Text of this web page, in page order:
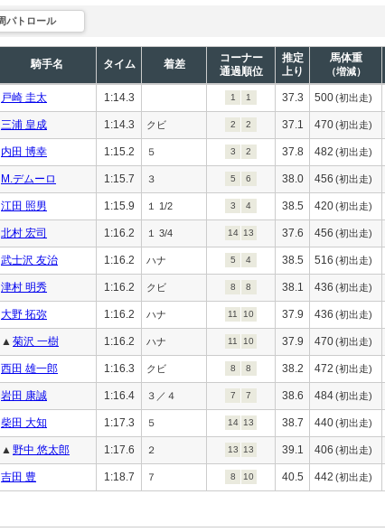
パトロール
騎手名 タイム 着差
コーナー
通過順位
推定
上り
馬体重
（増減）
戸崎 圭太 1:14.3 1 1 37.3 500(初出走)
三浦 皇成 1:14.3 クビ 2 2 37.1 470(初出走)
内田 博幸 1:15.2 ５ 3 2 37.8 482 (初出走)
M.デムーロ 1:15.7 ３ 5 6 38.0 456 (初出走)
江田 照男 1:15.9 １ 1/2 3 4 38.5 420(初出走)
北村 宏司 1:16.2 １ 3/4 14 13 37.6 456 (初出走)
武士沢 友治 1:16.2 ハナ 5 4 38.5 516 (初出走)
津村 明秀 1:16.2 クビ 8 8 38.1 436 (初出走)
大野 拓弥 1:16.2 ハナ 11 10 37.9 436 (初出走)
▲ 菊沢 一樹 1:16.2 ハナ 11 10 37.9 470(初出走)
西田 雄一郎 1:16.3 クビ 8 8 38.2 472 (初出走)
岩田 康誠 1:16.4 ３／４ 7 7 38.6 484(初出走)
柴田 大知 1:17.3 ５ 14 13 38.7 440(初出走)
▲ 野中 悠太郎 1:17.6 ２ 13 13 39.1 406 (初出走)
吉田 豊 1:18.7 ７ 8 10 40.5 442 (初出走)